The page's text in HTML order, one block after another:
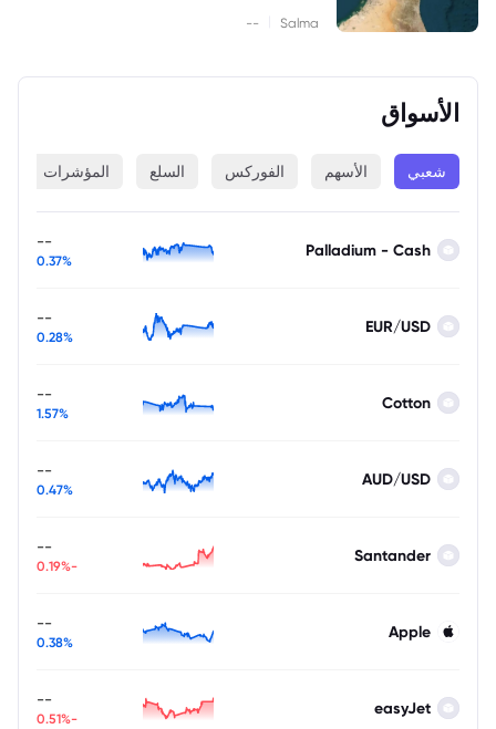
Salma
--
الأسواق
شعبي الأسهم الفوركس السلع المؤشرات
Palladium - Cash
--
0.37%
EUR/USD
--
0.28%
Cotton
--
1.57%
AUD/USD
--
0.47%
Santander
--
-0.19%
Apple
--
0.38%
easyJet
--
-0.51%